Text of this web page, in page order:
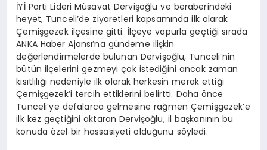
İYİ Parti Lideri Müsavat Dervişoğlu ve beraberindeki
heyet, Tunceli’de ziyaretleri kapsamında ilk olarak
Çemişgezek ilçesine gitti. İlçeye vapurla geçtiği sırada
ANKA Haber Ajansı’na gündeme ilişkin
değerlendirmelerde bulunan Dervişoğlu, Tunceli’nin
bütün ilçelerini gezmeyi çok istediğini ancak zaman
kısıtlılığı nedeniyle ilk olarak herkesin merak ettiği
Çemişgezek’i tercih ettiklerini belirtti. Daha önce
Tunceli’ye defalarca gelmesine rağmen Çemişgezek’e
ilk kez geçtiğini aktaran Dervişoğlu, il başkanının bu
konuda özel bir hassasiyeti olduğunu söyledi.